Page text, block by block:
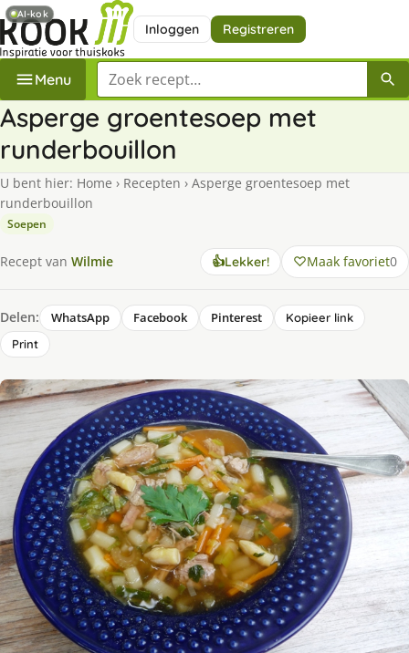
Inloggen Registreren
Menu Zoek een recept
Asperge groentesoep met
runderbouillon
U bent hier: Home › Recepten › Asperge groentesoep met
runderbouillon
Soepen
Recept van Wilmie 👍Lekker! Maak favoriet0
Delen: WhatsApp Facebook Pinterest
Kopieer link
Print
AI-kok